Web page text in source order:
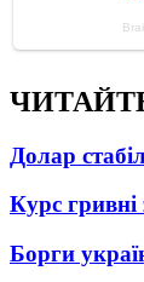
Долар
Курс
Борги